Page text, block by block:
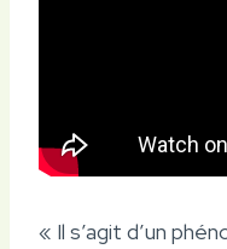
« Il s’agit d’un